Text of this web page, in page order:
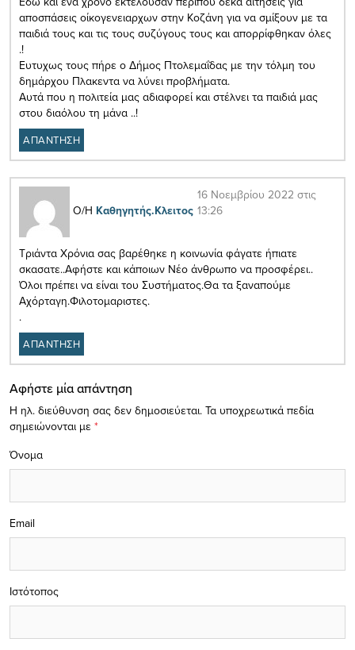
αποσπάσεις οίκογενειαρχων στην Κοζάνη για να σμίξουν με τα
παιδιά τους και τις τους συζύγους τους και απορρίφθηκαν όλες
.!
Ευτυχως τους πήρε ο Δήμος Πτολεμαΐδας με την τόλμη του
δημάρχου Πλακεντα να λύνει προβλήματα.
Αυτά που η πολιτεία μας αδιαφορεί και στέλνει τα παιδιά μας
στου διαόλου τη μάνα ..!
ΑΠΑΝΤΗΣΗ
Ο/Η Καθηγητής.Κλειτος
16 Νοεμβρίου 2022 στις
13:26
Τριάντα Χρόνια σας βαρέθηκε η κοινωνία φάγατε ήπιατε
σκασατε..Αφήστε και κάποιων Νέο άνθρωπο να προσφέρει..
Όλοι πρέπει να είναι του Συστήματος.Θα τα ξαναπούμε
Αχόρταγη.Φιλοτομαριστες.
.
ΑΠΑΝΤΗΣΗ
Αφήστε μία απάντηση
Η ηλ. διεύθυνση σας δεν δημοσιεύεται. Τα υποχρεωτικά πεδία
σημειώνονται με *
Όνομα
Email
Ιστότοπος